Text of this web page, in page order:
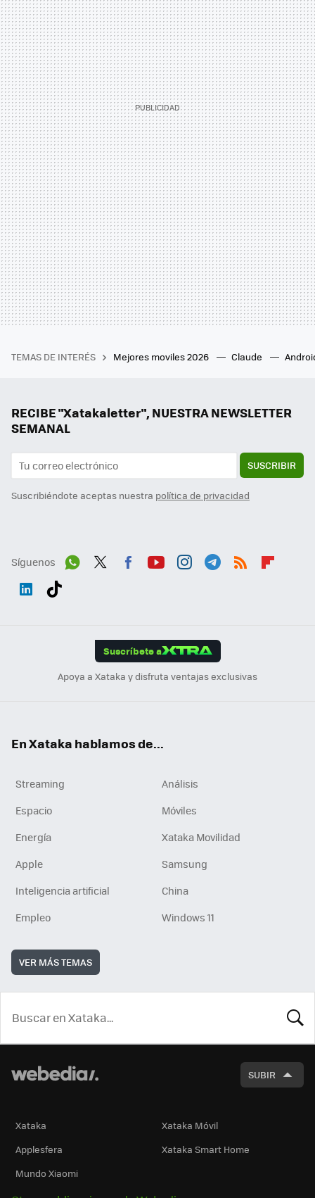
TEMAS DE INTERÉS Mejores moviles 2026 Claude
RECIBE "Xatakaletter", NUESTRA NEWSLETTER
SEMANAL
SUSCRIBIR
Suscribiéndote aceptas nuestra política de privacidad
Síguenos
Suscríbete a
Apoya a Xataka y disfruta ventajas exclusivas
En Xataka hablamos de...
Streaming
Análisis
Espacio
Móviles
Energía
Xataka Movilidad
Apple
Samsung
Inteligencia artificial
China
Empleo
Windows 11
VER MÁS TEMAS
SUBIR
Xataka
Xataka Móvil
Applesfera
Xataka Smart Home
Mundo Xiaomi